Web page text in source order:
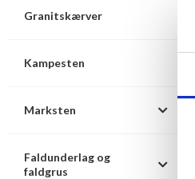
Granitskærver
Kampesten
Marksten
Faldunderlag og
faldgrus